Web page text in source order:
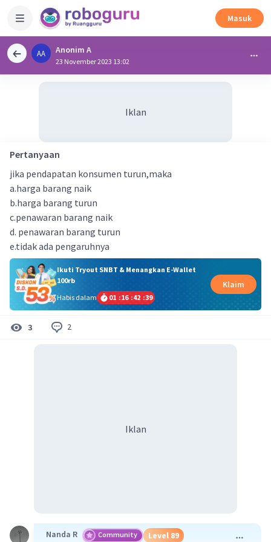
Masuk
AA Anonim A
23 November 2023 13:02
Iklan
Pertanyaan
jika pendapatan konsumen turun,maka
a.harga barang naik
b.harga barang turun
c.penawaran barang naik
d. penawaran barang turun
e.tidak ada pengaruhnya
Ikuti Tryout SNBT & Menangkan E-Wallet
100rb
Habis dalam
01 :16 :42 :39
Klaim
3 2
Iklan
Nanda R Community Level 89